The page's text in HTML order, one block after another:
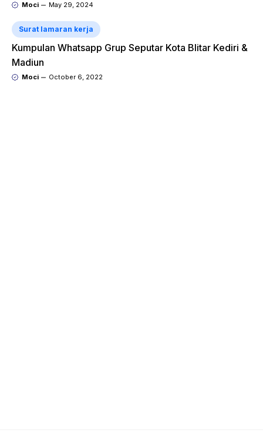
Moci May 29, 2024
Surat lamaran kerja
Kumpulan Whatsapp Grup Seputar Kota Blitar Kediri &
Madiun
Moci October 6, 2022